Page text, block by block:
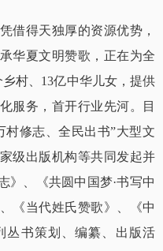
得天独厚的资源优势，
华夏文明赞歌，正在为全
村、13亿中华儿女，提供
服务，首开行业先河。目
村修志、全民出书”大型文
级出版机构等共同发起并
》、《共圆中国梦·书写中
《当代姓氏赞歌》、《中
丛书策划、编纂、出版活